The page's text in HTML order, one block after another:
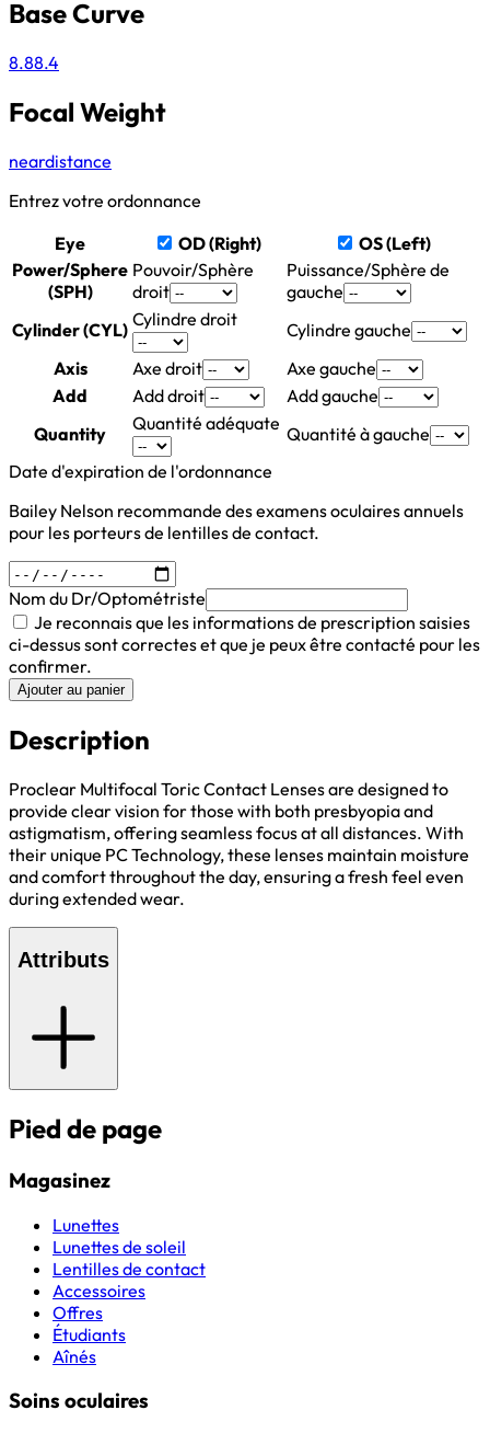
Base Curve
8.88.4
Focal Weight
neardistance
Entrez votre ordonnance
Eye
OD (Right)
OS (Left)
Power/Sphere
(SPH)
Pouvoir/Sphère
droit
Puissance/Sphère de
gauche
Cylinder (CYL) Cylindre droit
Cylindre gauche
Axis
Axe droit
Axe gauche
Add
Add droit
Add gauche
Quantity
Quantité adéquate Quantité à gauche
Date d'expiration de l'ordonnance
Bailey Nelson recommande des examens oculaires annuels
pour les porteurs de lentilles de contact.
Nom du Dr/Optométriste
Je reconnais que les informations de prescription saisies
ci-dessus sont correctes et que je peux être contacté pour les
confirmer.
Ajouter au panier
Description
Proclear Multifocal Toric Contact Lenses are designed to
provide clear vision for those with both presbyopia and
astigmatism, offering seamless focus at all distances. With
their unique PC Technology, these lenses maintain moisture
and comfort throughout the day, ensuring a fresh feel even
during extended wear.
Attributs
Pied de page
Magasinez
Lunettes
Lunettes de soleil
Lentilles de contact
Accessoires
Offres
Étudiants
Aînés
Soins oculaires